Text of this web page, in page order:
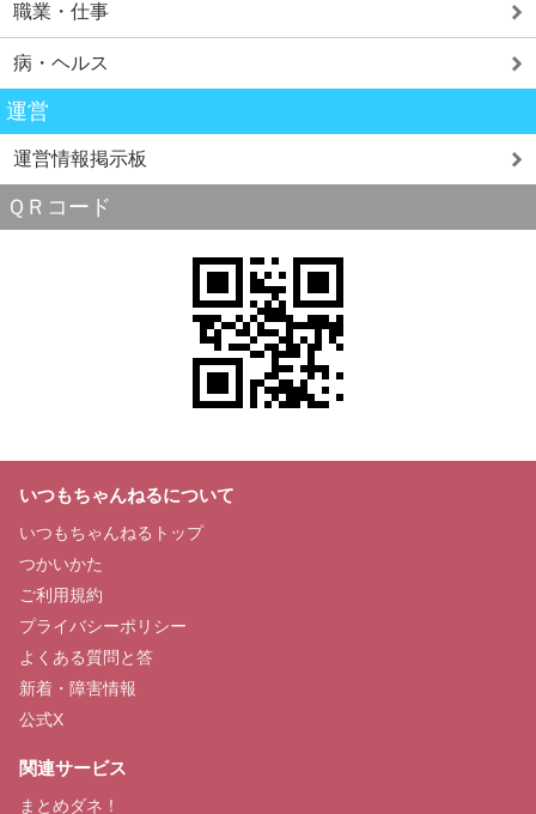
職業・仕事
病・ヘルス
運営
運営情報掲示板
ＱＲコード
いつもちゃんねるについて
いつもちゃんねるトップ
つかいかた
ご利用規約
プライバシーポリシー
よくある質問と答
新着・障害情報
公式X
関連サービス
まとめダネ！